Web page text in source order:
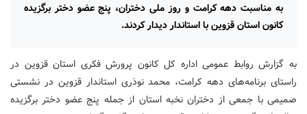
به مناسبت دهه کرامت و روز ملی دختران، پنج عضو دختر برگزیده
کانون استان قزوین با استاندار دیدار کردند.
به گزارش روابط عمومی اداره کل کانون پرورش فکری استان قزوین در
راستای برنامه‌های دهه کرامت، محمد نوذری استاندار قزوین در نشستی
صمیمی با جمعی از دختران نخبه استان از جمله پنج عضو دختر برگزیده